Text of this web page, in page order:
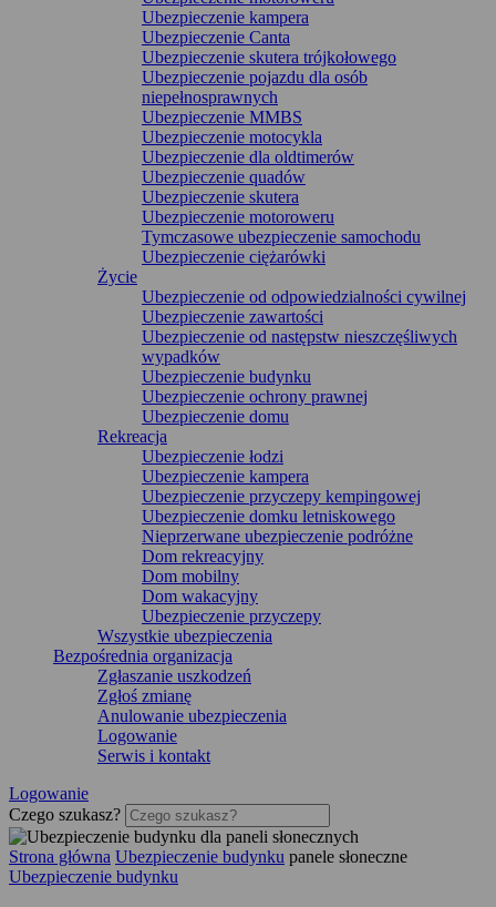
Ubezpieczenie kampera
Ubezpieczenie Canta
Ubezpieczenie skutera trójkołowego
Ubezpieczenie pojazdu dla osób
niepełnosprawnych
Ubezpieczenie MMBS
Ubezpieczenie motocykla
Ubezpieczenie dla oldtimerów
Ubezpieczenie quadów
Ubezpieczenie skutera
Ubezpieczenie motoroweru
Tymczasowe ubezpieczenie samochodu
Ubezpieczenie ciężarówki
Życie
Ubezpieczenie od odpowiedzialności cywilnej
Ubezpieczenie zawartości
Ubezpieczenie od następstw nieszczęśliwych
wypadków
Ubezpieczenie budynku
Ubezpieczenie ochrony prawnej
Ubezpieczenie domu
Rekreacja
Ubezpieczenie łodzi
Ubezpieczenie kampera
Ubezpieczenie przyczepy kempingowej
Ubezpieczenie domku letniskowego
Nieprzerwane ubezpieczenie podróżne
Dom rekreacyjny
Dom mobilny
Dom wakacyjny
Ubezpieczenie przyczepy
Wszystkie ubezpieczenia
Bezpośrednia organizacja
Zgłaszanie uszkodzeń
Zgłoś zmianę
Anulowanie ubezpieczenia
Logowanie
Serwis i kontakt
Logowanie
Czego szukasz?
Strona główna Ubezpieczenie budynku panele słoneczne
Ubezpieczenie budynku